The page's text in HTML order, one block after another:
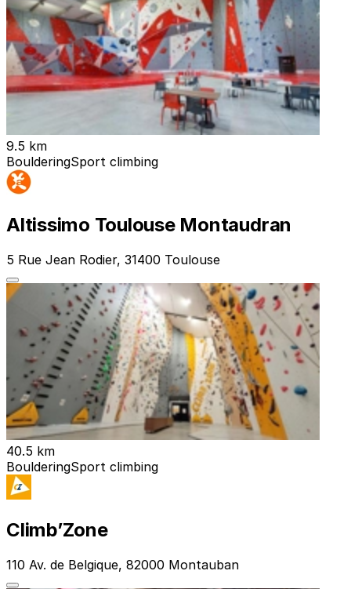
9.5 km
BoulderingSport climbing
Altissimo Toulouse Montaudran
5 Rue Jean Rodier, 31400 Toulouse
40.5 km
BoulderingSport climbing
Climb’Zone
110 Av. de Belgique, 82000 Montauban